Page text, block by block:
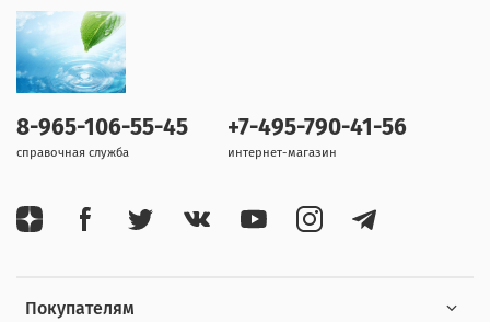
Покупателям
8-965-106-55-45
справочная служба
+7-495-790-41-56
интернет-магазин